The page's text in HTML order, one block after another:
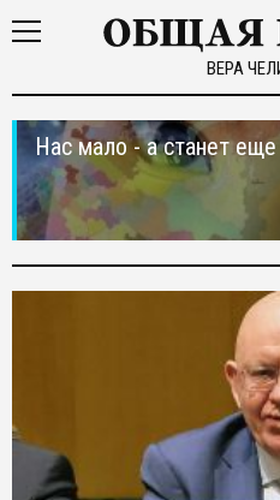
ВЕРА
Нас мало - а станет